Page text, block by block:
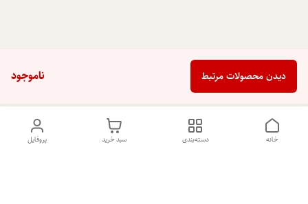
ناموجود دیدن محصولات مرتبط
پروفایل سبد خرید دسته‌بندی خانه